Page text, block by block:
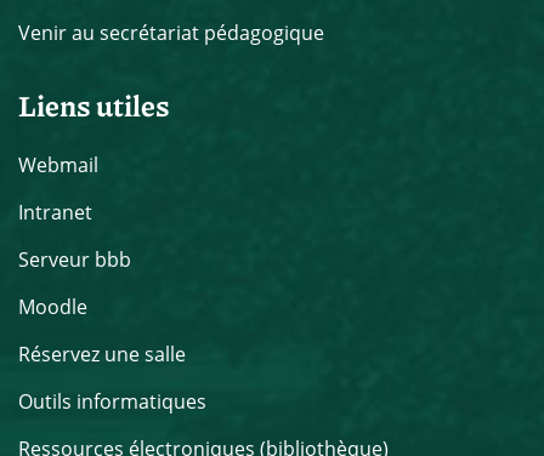
Venir au secrétariat pédagogique
Liens utiles
Webmail
Intranet
Serveur bbb
Moodle
Réservez une salle
Outils informatiques
Ressources électroniques (bibliothèque)